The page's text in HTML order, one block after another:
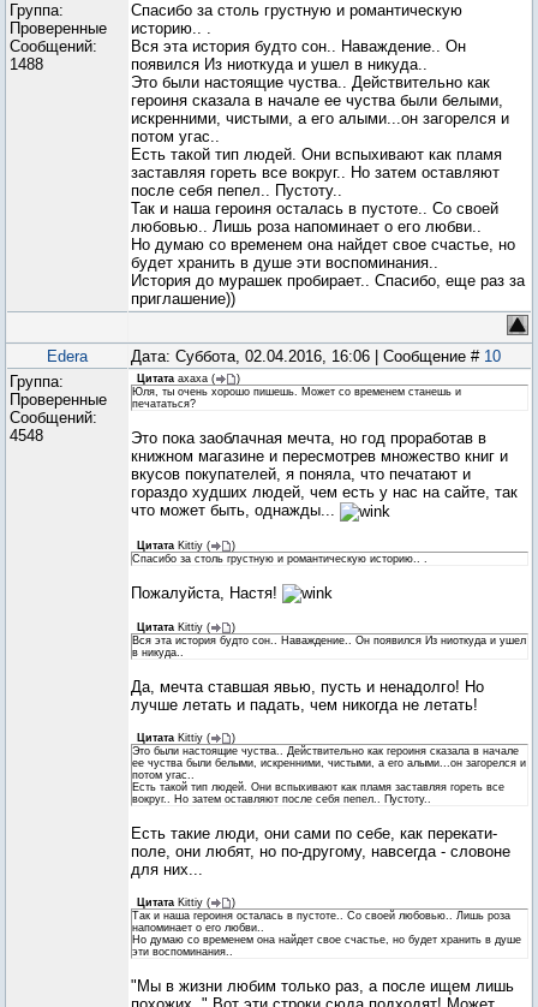
Группа:
Проверенные
Сообщений:
1488
Спасибо за столь грустную и романтическую
историю.. .
Вся эта история будто сон.. Наваждение.. Он
появился Из ниоткуда и ушел в никуда..
Это были настоящие чуства.. Действительно как
героиня сказала в начале ее чуства были белыми,
искренними, чистыми, а его алыми...он загорелся и
потом угас..
Есть такой тип людей. Они вспыхивают как пламя
заставляя гореть все вокруг.. Но затем оставляют
после себя пепел.. Пустоту..
Так и наша героиня осталась в пустоте.. Со своей
любовью.. Лишь роза напоминает о его любви..
Но думаю со временем она найдет свое счастье, но
будет хранить в душе эти воспоминания..
История до мурашек пробирает.. Спасибо, еще раз за
приглашение))
Edera Дата: Суббота, 02.04.2016, 16:06 | Сообщение # 10
Группа:
Проверенные
Сообщений:
4548
Цитата ахаха (
)
Юля, ты очень хорошо пишешь. Может со временем станешь и
печататься?
Это пока заоблачная мечта, но год проработав в
книжном магазине и пересмотрев множество книг и
вкусов покупателей, я поняла, что печатают и
гораздо худших людей, чем есть у нас на сайте, так
что может быть, однажды...
Цитата Kittiy (
)
Спасибо за столь грустную и романтическую историю.. .
Пожалуйста, Настя!
Цитата Kittiy (
)
Вся эта история будто сон.. Наваждение.. Он появился Из ниоткуда и ушел
в никуда..
Да, мечта ставшая явью, пусть и ненадолго! Но
лучше летать и падать, чем никогда не летать!
Цитата Kittiy (
)
Это были настоящие чуства.. Действительно как героиня сказала в начале
ее чуства были белыми, искренними, чистыми, а его алыми...он загорелся и
потом угас..
Есть такой тип людей. Они вспыхивают как пламя заставляя гореть все
вокруг.. Но затем оставляют после себя пепел.. Пустоту..
Есть такие люди, они сами по себе, как перекати-
поле, они любят, но по-другому, навсегда - словоне
для них...
Цитата Kittiy (
)
Так и наша героиня осталась в пустоте.. Со своей любовью.. Лишь роза
напоминает о его любви..
Но думаю со временем она найдет свое счастье, но будет хранить в душе
эти воспоминания..
"Мы в жизни любим только раз, а после ищем лишь